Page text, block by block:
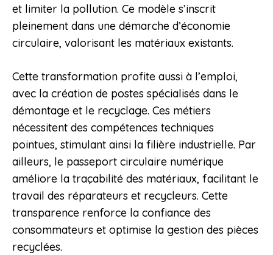
et limiter la pollution. Ce modèle s’inscrit
pleinement dans une démarche d’économie
circulaire, valorisant les matériaux existants.
Cette transformation profite aussi à l’emploi,
avec la création de postes spécialisés dans le
démontage et le recyclage. Ces métiers
nécessitent des compétences techniques
pointues, stimulant ainsi la filière industrielle. Par
ailleurs, le passeport circulaire numérique
améliore la traçabilité des matériaux, facilitant le
travail des réparateurs et recycleurs. Cette
transparence renforce la confiance des
consommateurs et optimise la gestion des pièces
recyclées.